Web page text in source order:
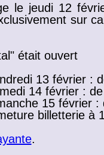
le jeudi 12
sur
était ouvert
13 février :
14 février :
15 février :
billetterie à
.